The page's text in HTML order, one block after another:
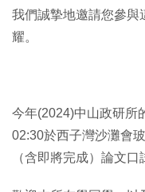
我們誠摯地邀請您參與
耀。
今年(2024)中山政研所
02:30於西子灣沙灘會
（含即將完成）論文